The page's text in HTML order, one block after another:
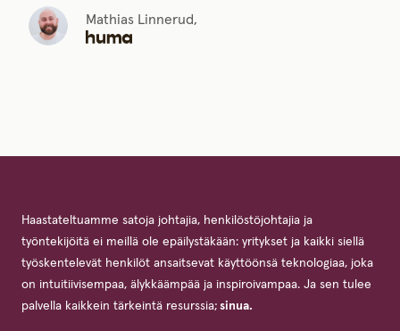
Mathias Linnerud,
Haastateltuamme satoja johtajia, henkilöstöjohtajia ja
työntekijöitä ei meillä ole epäilystäkään: yritykset ja kaikki siellä
työskentelevät henkilöt ansaitsevat käyttöönsä teknologiaa, joka
on intuitiivisempaa, älykkäämpää ja inspiroivampaa. Ja sen tulee
palvella kaikkein tärkeintä resurssia; sinua.